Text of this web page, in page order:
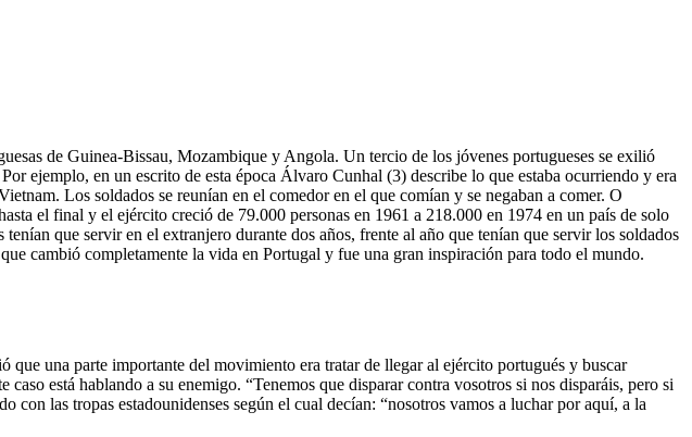
de Guinea-Bissau, Mozambique y Angola. Un tercio de los jóvenes portugueses se exilió
ejemplo, en un escrito de esta época Álvaro Cunhal (3) describe lo que estaba ocurriendo y era
Los soldados se reunían en el comedor en el que comían y se negaban a comer. O
el final y el ejército creció de 79.000 personas en 1961 a 218.000 en 1974 en un país de solo
que servir en el extranjero durante dos años, frente al año que tenían que servir los soldados
cambió completamente la vida en Portugal y fue una gran inspiración para todo el mundo.
una parte importante del movimiento era tratar de llegar al ejército portugués y buscar
está hablando a su enemigo. “Tenemos que disparar contra vosotros si nos disparáis, pero si
las tropas estadounidenses según el cual decían: “nosotros vamos a luchar por aquí, a la